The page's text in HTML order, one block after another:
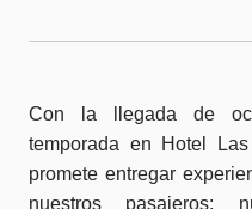
Con la llegada de
temporada en Hotel
promete entregar
nuestros pasajeros: